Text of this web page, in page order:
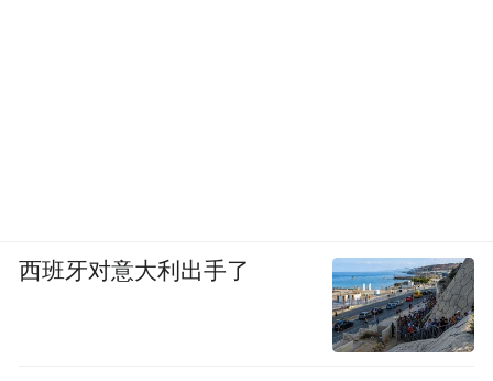
频)为凤凰网旗下自媒体平台“大风号”用户上传并发
布，本平台仅提供信息存储空间服务。
Notice: The content above (including the videos,
pictures and audios if any) is uploaded and posted
by the user of Dafeng Hao, which is a social media
西班牙对意大利出手了